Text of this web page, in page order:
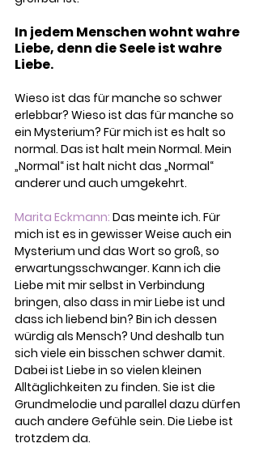
In jedem Menschen wohnt wahre
Liebe, denn die Seele ist wahre
Liebe.
Wieso ist das für manche so schwer
erlebbar? Wieso ist das für manche so
ein Mysterium? Für mich ist es halt so
normal. Das ist halt mein Normal. Mein
„Normal“ ist halt nicht das „Normal“
anderer und auch umgekehrt.
Marita Eckmann: Das meinte ich. Für
mich ist es in gewisser Weise auch ein
Mysterium und das Wort so groß, so
erwartungsschwanger. Kann ich die
Liebe mit mir selbst in Verbindung
bringen, also dass in mir Liebe ist und
dass ich liebend bin? Bin ich dessen
würdig als Mensch? Und deshalb tun
sich viele ein bisschen schwer damit.
Dabei ist Liebe in so vielen kleinen
Alltäglichkeiten zu finden. Sie ist die
Grundmelodie und parallel dazu dürfen
auch andere Gefühle sein. Die Liebe ist
trotzdem da.